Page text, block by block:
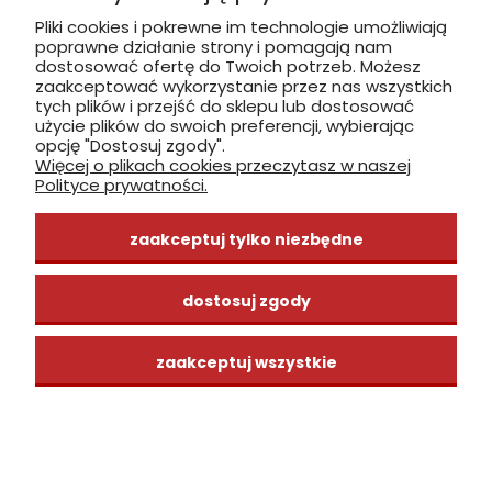
zobacz, jak dojechać
INFORMACJE
ZAKUPY
CENTRUM WIEDZY
Pliki cookies i pokrewne im technologie umożliwiają
poprawne działanie strony i pomagają nam
dostosować ofertę do Twoich potrzeb. Możesz
zaakceptować wykorzystanie przez nas wszystkich
tych plików i przejść do sklepu lub dostosować
użycie plików do swoich preferencji, wybierając
opcję "Dostosuj zgody".
Więcej o plikach cookies przeczytasz w naszej
Polityce prywatności.
zaakceptuj tylko niezbędne
dostosuj zgody
zaakceptuj wszystkie